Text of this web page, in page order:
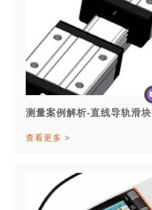
测量案例解析-直线导轨滑块
查看更多 >